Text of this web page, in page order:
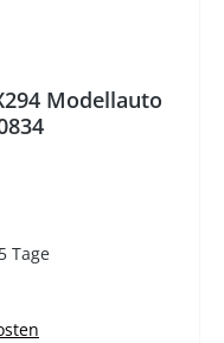
Modellauto
Tage